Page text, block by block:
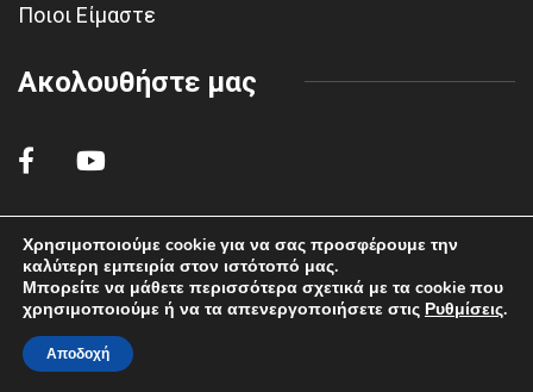
Ποιοι Είμαστε
Ακολουθήστε μας
© 2022 polemikiaeroporiahaf.gr - All rights reserved.
Χρησιμοποιούμε cookie για να σας προσφέρουμε την
καλύτερη εμπειρία στον ιστότοπό μας.
Μπορείτε να μάθετε περισσότερα σχετικά με τα cookie που
χρησιμοποιούμε ή να τα απενεργοποιήσετε στις Ρυθμίσεις.
Αποδοχή